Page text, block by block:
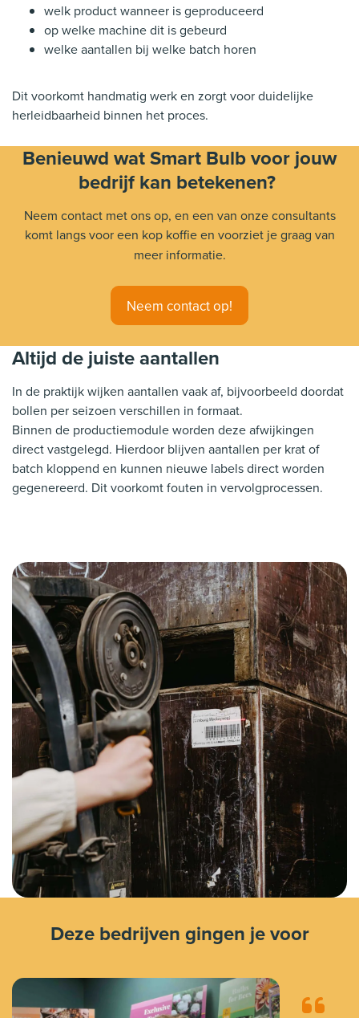
welk product wanneer is geproduceerd
op welke machine dit is gebeurd
welke aantallen bij welke batch horen
Dit voorkomt handmatig werk en zorgt voor duidelijke
herleidbaarheid binnen het proces.
Benieuwd wat Smart Bulb voor jouw
bedrijf kan betekenen?
Neem contact met ons op, en een van onze consultants
komt langs voor een kop koffie en voorziet je graag van
meer informatie.
Neem contact op!
Altijd de juiste aantallen
In de praktijk wijken aantallen vaak af, bijvoorbeeld doordat
bollen per seizoen verschillen in formaat.
Binnen de productiemodule worden deze afwijkingen
direct vastgelegd. Hierdoor blijven aantallen per krat of
batch kloppend en kunnen nieuwe labels direct worden
gegenereerd. Dit voorkomt fouten in vervolgprocessen.
Deze bedrijven gingen je voor